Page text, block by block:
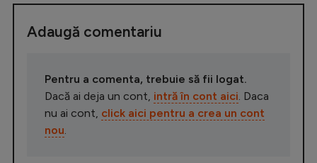
Adaugă comentariu
Pentru a comenta, trebuie să fii logat.
Dacă ai deja un cont, intră în cont aici . Daca
nu ai cont, click aici pentru a crea un cont
nou